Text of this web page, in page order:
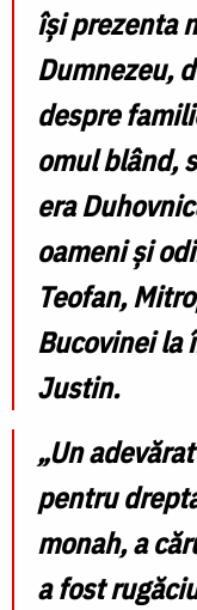
își prezenta
Dumnezeu,
despre
omul blând,
era
oameni și
Teofan,
Bucovinei la
Justin.
„Un
pentru
monah, a
a fost